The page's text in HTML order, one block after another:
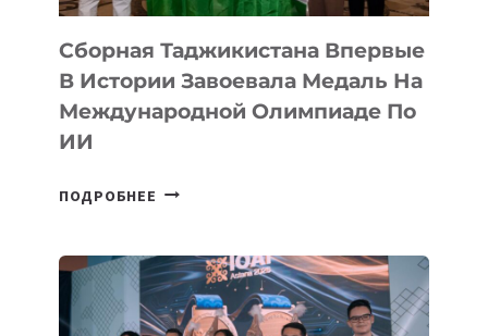
Сборная Таджикистана Впервые
В Истории Завоевала Медаль На
Международной Олимпиаде По
ИИ
ПОДРОБНЕЕ СБОРНАЯ
В
ИСТОРИИ
ЗАВОЕВАЛА